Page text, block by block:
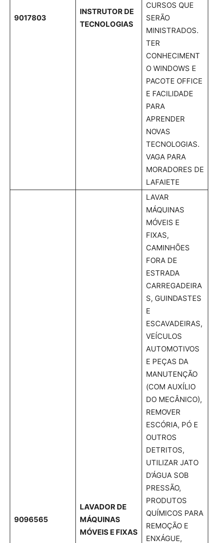
9017803
INSTRUTOR DE
TECNOLOGIAS
CURSOS QUE
SERÃO
MINISTRADOS.
TER
CONHECIMENT
O WINDOWS E
PACOTE OFFICE
E FACILIDADE
PARA
APRENDER
NOVAS
TECNOLOGIAS.
VAGA PARA
MORADORES DE
LAFAIETE
9096565
LAVADOR DE
MÁQUINAS
MÓVEIS E FIXAS
LAVAR
MÁQUINAS
MÓVEIS E
FIXAS,
CAMINHÕES
FORA DE
ESTRADA
CARREGADEIRA
S, GUINDASTES
E
ESCAVADEIRAS,
VEÍCULOS
AUTOMOTIVOS
E PEÇAS DA
MANUTENÇÃO
(COM AUXÍLIO
DO MECÂNICO),
REMOVER
ESCÓRIA, PÓ E
OUTROS
DETRITOS,
UTILIZAR JATO
D’ÁGUA SOB
PRESSÃO,
PRODUTOS
QUÍMICOS PARA
REMOÇÃO E
ENXÁGUE,